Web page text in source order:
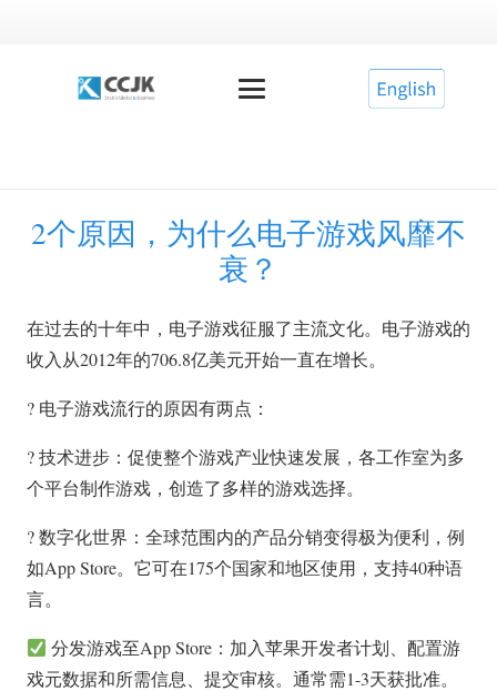
2个原因，为什么电子游戏风靡不
衰？
在过去的十年中，电子游戏征服了主流文化。电子游戏的
收入从2012年的706.8亿美元开始一直在增长。
? 电子游戏流行的原因有两点：
? 技术进步：促使整个游戏产业快速发展，各工作室为多
个平台制作游戏，创造了多样的游戏选择。
? 数字化世界：全球范围内的产品分销变得极为便利，例
如App Store。它可在175个国家和地区使用，支持40种语
言。
分发游戏至App Store：加入苹果开发者计划、配置游
戏元数据和所需信息、提交审核。通常需1-3天获批准。